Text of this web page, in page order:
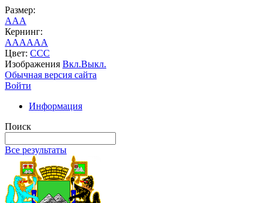
Размер:
AAA
Кернинг:
AAAAAA
Цвет: CCC
Изображения Вкл.Выкл.
Обычная версия сайта
Войти
Информация
Поиск
Все результаты